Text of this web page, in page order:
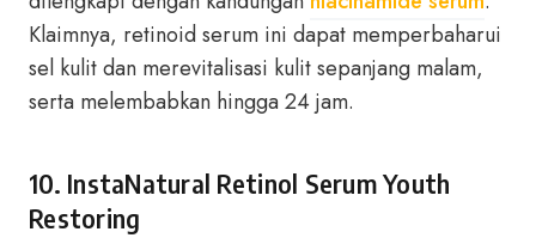
Klaimnya, retinoid serum ini dapat memperbaharui
sel kulit dan merevitalisasi kulit sepanjang malam,
serta melembabkan hingga 24 jam.
10. InstaNatural Retinol Serum Youth
Restoring